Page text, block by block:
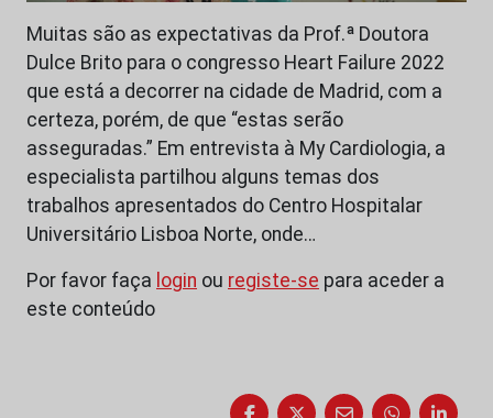
Muitas são as expectativas da Prof.ª Doutora
Dulce Brito para o congresso Heart Failure 2022
que está a decorrer na cidade de Madrid, com a
certeza, porém, de que “estas serão
asseguradas.” Em entrevista à My Cardiologia, a
especialista partilhou alguns temas dos
trabalhos apresentados do Centro Hospitalar
Universitário Lisboa Norte, onde…
Por favor faça login ou registe-se para aceder a
este conteúdo